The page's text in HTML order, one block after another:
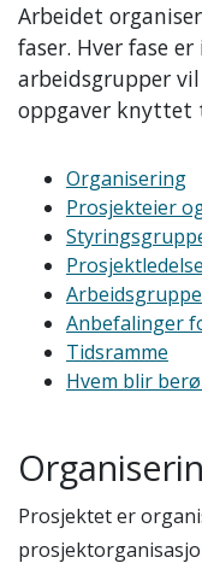
Arbeidet
faser. Hver fase
arbeidsgrupper
oppgaver knyttet
Organisering
Prosjekteier
Prosjektledelse
Anbefalinger
Tidsramme
Hvem blir
Prosjektet er